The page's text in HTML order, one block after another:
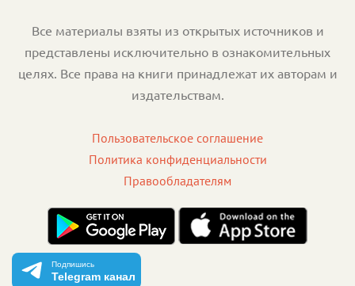
Все материалы взяты из открытых источников и
представлены исключительно в ознакомительных
целях. Все права на книги принадлежат их авторам и
издательствам.
Пользовательское соглашение
Политика конфиденциальности
Правообладателям
Подпишись
Telegram канал